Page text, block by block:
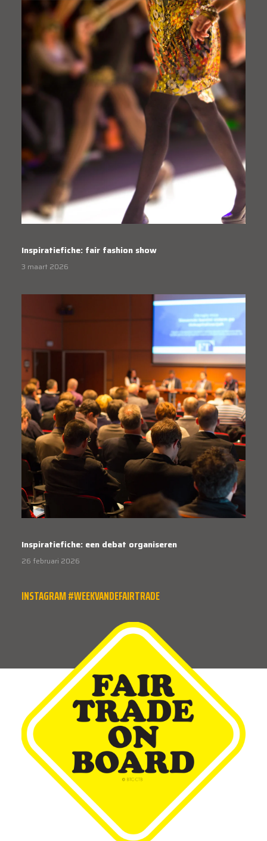
Inspiratiefiche: fair fashion show
3 maart 2026
Inspiratiefiche: een debat organiseren
26 februari 2026
INSTAGRAM #WEEKVANDEFAIRTRADE